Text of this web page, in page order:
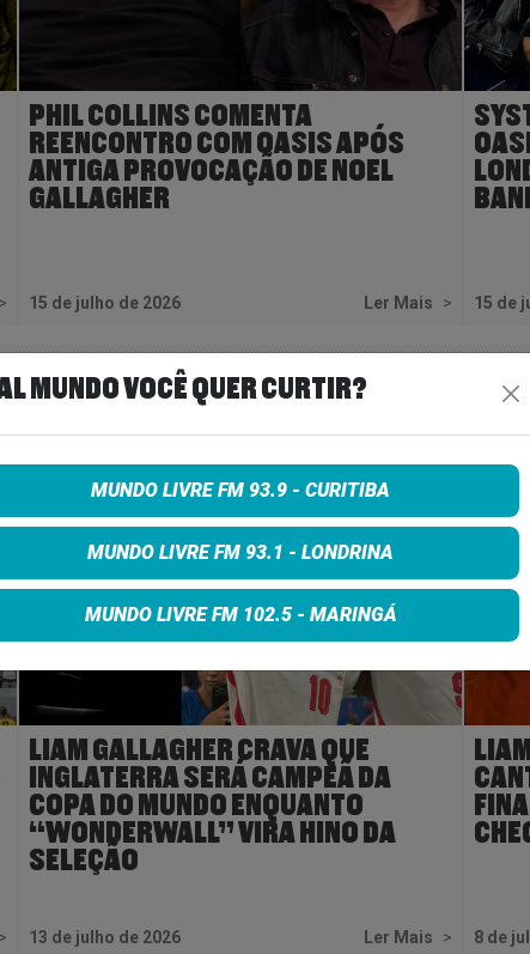
>
PHIL COLLINS COMENTA
REENCONTRO COM OASIS APÓS
ANTIGA PROVOCAÇÃO DE NOEL
GALLAGHER
15 de julho de 2026 Ler Mais > 15 de
>
LIAM GALLAGHER CRAVA QUE
INGLATERRA SERÁ CAMPEÃ DA
COPA DO MUNDO ENQUANTO
“WONDERWALL” VIRA HINO DA
SELEÇÃO
13 de julho de 2026 Ler Mais > 8 de
MUNDO VOCÊ QUER CURTIR?
MUNDO LIVRE FM 93.9 - CURITIBA
MUNDO LIVRE FM 93.1 - LONDRINA
MUNDO LIVRE FM 102.5 - MARINGÁ